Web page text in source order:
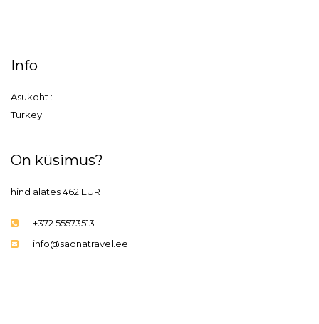
Info
Asukoht :
Turkey
On küsimus?
hind alates 462 EUR
+372 55573513
info@saonatravel.ee